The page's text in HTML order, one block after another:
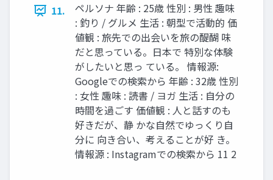
11.
ペルソナ 年齢 : 25歳 性別 : 男性 趣味
: 釣り / グルメ 生活 : 朝型で活動的 価
値観 : 旅先での出会いを旅の醍醐 味
だと思っている。日本で 特別な体験
がしたいと思っ ている。 情報源:
Googleでの検索から 年齢 : 32歳 性別
: 女性 趣味 : 読書 / ヨガ 生活 : 自分の
時間を過ごす 価値観 : 人と話すのも
好きだが、静 かな自然でゆっくり自
分に 向き合い、考えることが好 き。
情報源 : Instagramでの検索から 11 2